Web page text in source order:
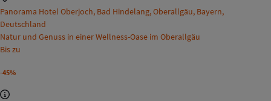
Panorama Hotel Oberjoch, Bad Hindelang, Oberallgäu, Bayern,
Deutschland
Natur und Genuss in einer Wellness-Oase im Oberallgäu
Bis zu
-45%